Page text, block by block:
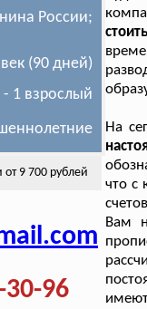
России;
(90 дней)
- 1 взрослый
от 9 700 рублей
30-96
На
что с
Вам